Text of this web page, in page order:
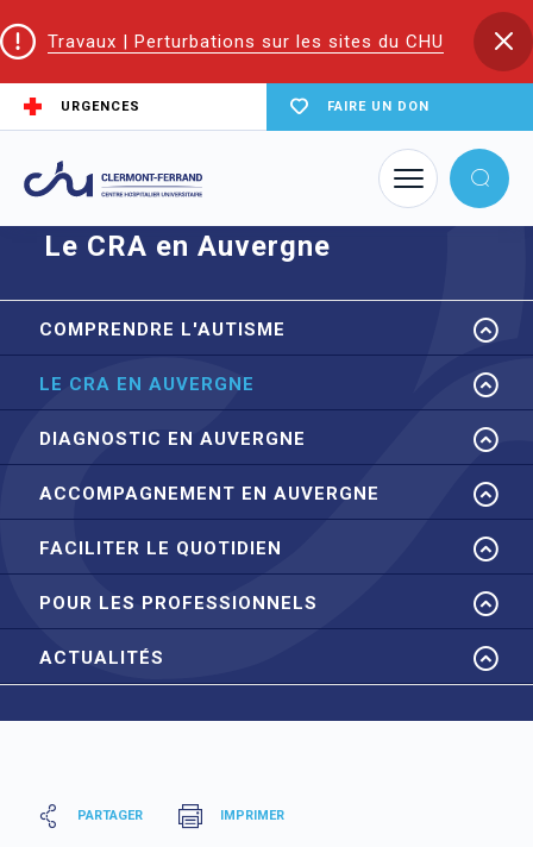
Travaux | Perturbations sur les sites du CHU
URGENCES FAIRE UN DON
Accueil Le CRA en Auvergne
Le CRA en Auvergne
COMPRENDRE L'AUTISME
LE CRA EN AUVERGNE
DIAGNOSTIC EN AUVERGNE
ACCOMPAGNEMENT EN AUVERGNE
FACILITER LE QUOTIDIEN
POUR LES PROFESSIONNELS
ACTUALITÉS
PARTAGER IMPRIMER